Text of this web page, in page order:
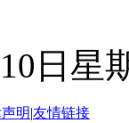
日星
明|友情链接